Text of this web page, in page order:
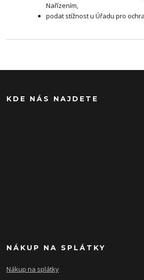
Nařízením,
podat stížnost u Úřadu pro
KDE NÁS NAJDETE
NÁKUP NA SPLÁTKY
Nákup na splátky